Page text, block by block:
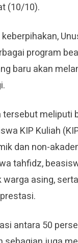
(10/10).
program
baru akan
meliputi
KIP Kuliah
dan non-
tahfidz,
asing,
antara 50